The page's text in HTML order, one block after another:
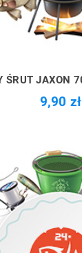
ŚRUT JAXON
9,90 zł